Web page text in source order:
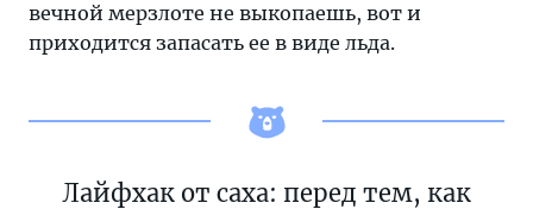
вечной мерзлоте не выкопаешь, вот и
приходится запасать ее в виде льда.
Лайфхак от саха: перед тем, как